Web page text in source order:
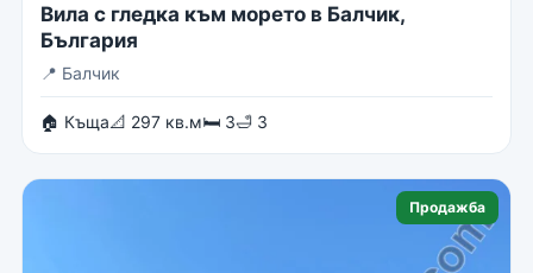
Вила с гледка към морето в Балчик,
България
📍 Балчик
🏠 Къща📐 297 кв.м🛏 3🛁 3
Продажба